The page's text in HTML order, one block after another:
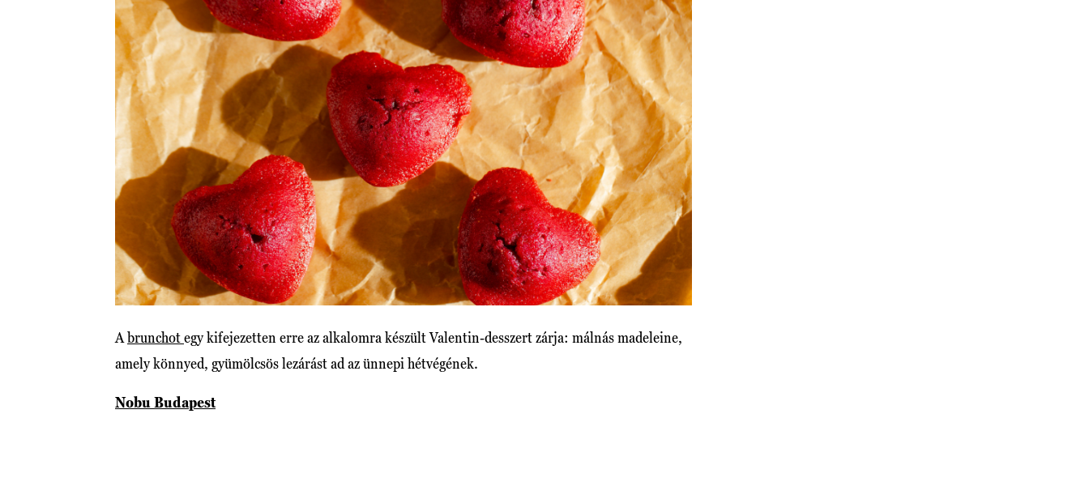
Abrunchotegy kifejezetten erre az alkalomra készült Valentin-desszert zárja: málnás madeleine,
amely könnyed, gyümölcsös lezárást ad az ünnepi hétvégének.
Nobu Budapest